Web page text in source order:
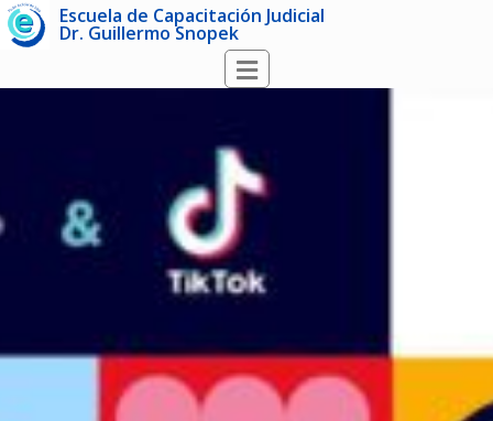
Escuela de Capacitación Judicial
Dr. Guillermo Snopek